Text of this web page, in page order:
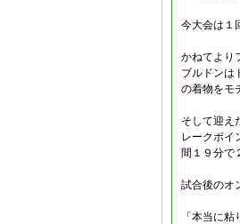
今大会は１
かねてより
ブルドンは
の着物をモ
そして迎え
レークポイ
間１９分で
試合後のオ
「本当に